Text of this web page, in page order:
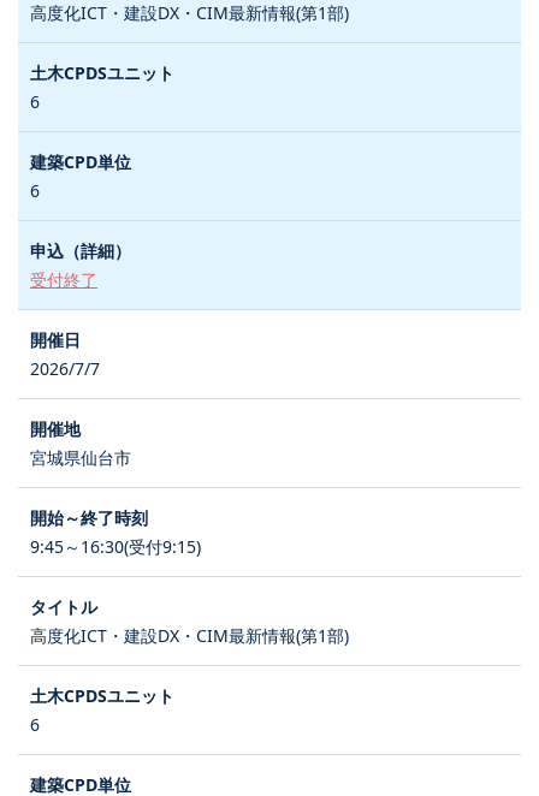
高度化ICT・建設DX・CIM最新情報(第1部)
6
6
受付終了
2026/7/7
宮城県仙台市
9:45～16:30(受付9:15)
高度化ICT・建設DX・CIM最新情報(第1部)
6